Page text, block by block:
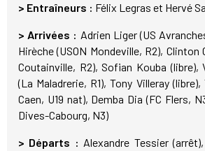
> Entraîneurs : Félix Legras et Hervé
> Arrivées : Adrien Liger (US
Hirèche (USON Mondeville, R2), Clinton
Coutainville, R2), Sofian Kouba (libre),
(La Maladrerie, R1), Tony Villeray
Caen, U19 nat), Demba Dia (FC Flers,
Dives-Cabourg, N3)
> Départs : Alexandre Tessier